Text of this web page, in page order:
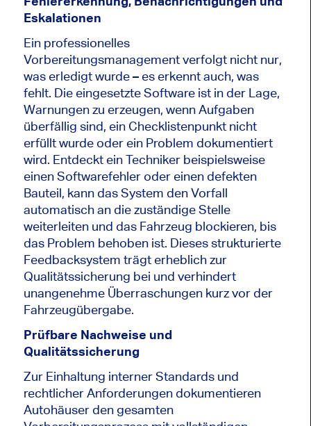
Eskalationen
Ein professionelles
Vorbereitungsmanagement verfolgt nicht nur,
was erledigt wurde – es erkennt auch, was
fehlt. Die eingesetzte Software ist in der Lage,
Warnungen zu erzeugen, wenn Aufgaben
überfällig sind, ein Checklistenpunkt nicht
erfüllt wurde oder ein Problem dokumentiert
wird. Entdeckt ein Techniker beispielsweise
einen Softwarefehler oder einen defekten
Bauteil, kann das System den Vorfall
automatisch an die zuständige Stelle
weiterleiten und das Fahrzeug blockieren, bis
das Problem behoben ist. Dieses strukturierte
Feedbacksystem trägt erheblich zur
Qualitätssicherung bei und verhindert
unangenehme Überraschungen kurz vor der
Fahrzeugübergabe.
Prüfbare Nachweise und
Qualitätssicherung
Zur Einhaltung interner Standards und
rechtlicher Anforderungen dokumentieren
Autohäuser den gesamten